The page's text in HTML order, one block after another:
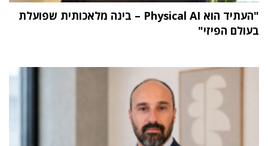
"העתיד הוא Physical AI – בינה מלאכותית שפועלת
בעולם הפיזי"